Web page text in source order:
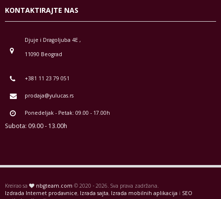
KONTAKTIRAJTE NAS
Djuje i Dragoljuba 4E ,
11090 Beograd
+381 11 23 79 051
prodaja@yulucas.rs
Ponedeljak - Petak: 09.00 - 17.00h
Subota: 09.00 - 13.00h
Kreirao sa nbgteam.com © 2020 - 2026. Sva prava zadržana.
Izdrada Internet prodavnice, Izrada sajta, Izrada mobilnih aplikacija i SEO